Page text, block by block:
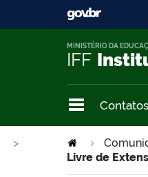
IFF
MINISTÉRIO DA
Contatos
>
Livre de